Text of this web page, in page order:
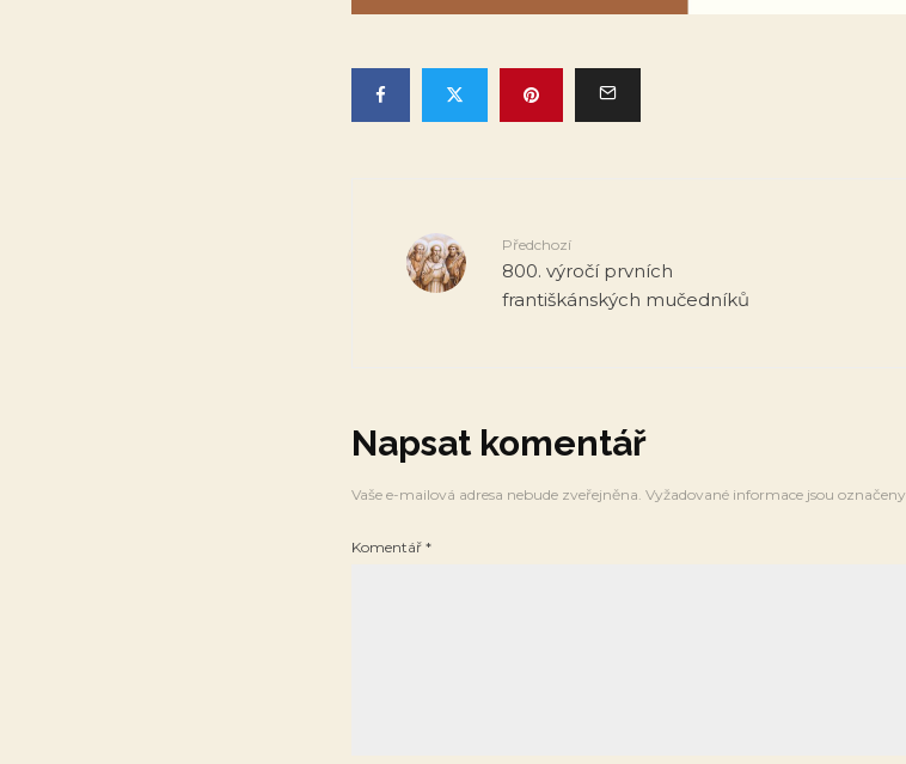
Předchozí
800. výročí prvních
františkánských mučedníků
Napsat komentář
Vaše e-mailová adresa nebude zveřejněna. Vyžadované informace jsou označeny
Komentář *